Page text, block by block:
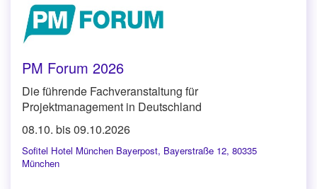
PM Forum 2026
Die führende Fachveranstaltung für
Projektmanagement in Deutschland
08.10. bis 09.10.2026
Sofitel Hotel München Bayerpost, Bayerstraße 12, 80335
München